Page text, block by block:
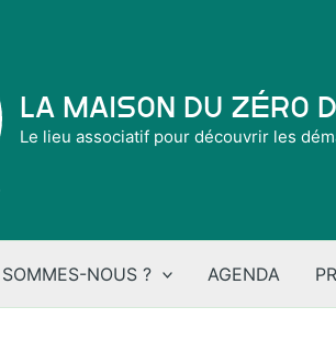
La Maison du Zéro
Le lieu associatif pour découvrir les
NOUS ? AGENDA